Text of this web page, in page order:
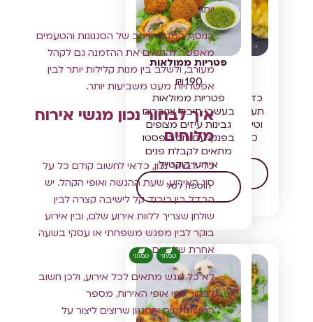
פונגי בולז
₪195
כדורי בצק פילו במילוי
תערובת פטריות צלויות
וטימין / או במילוי תרד
כרישה וגבינות / ניתן
להכין טבעוני
הוספה לסל
פטריות ממולאות
₪190
פטריות ממולאות
בעשבי תיבול צנוברים
גבינות עיזים מצופים
בפנקו עם רוטב פסטו
מתאים לקבלת פנים
אירועי קוקטייל
הוספה לסל
טבעוני טבעוני
יותר.
בנוסף, המגוון הרחב של הסגנונות והטעמים
מאפשר להתאים את ההזמנה גם לקהל
מעורב, ולשלב בין מנות קלילות יותר לבין
אפשרויות מעט משביעות יותר.
איך לבחור נכון מגשי אירוח
מלוחים
כדי לבחור נכון, כדאי לחשוב קודם כל על
סוג האירוע, שעת ההגשה ואופי הקהל. יש
הבדל בין כיבוד קל לישיבה קצרה לבין
שולחן שצריך ללוות אירוע שלם, ובין אירוע
בוקר לבין מפגש משפחתי או עסקי בשעה
אחרת של היום.
לא כל מגש מתאים לכל אירוע, ולכן חשוב
לבחור לפי אופי האירוח, מספר
המשתתפים והסגנון שרוצים ליצור על